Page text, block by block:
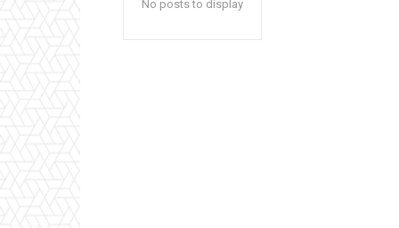
No posts to display